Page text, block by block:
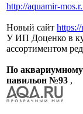
http://aquamir-
Новый сайт
У ИП Доценко в
ассортиментом
По
павильон №93 ,